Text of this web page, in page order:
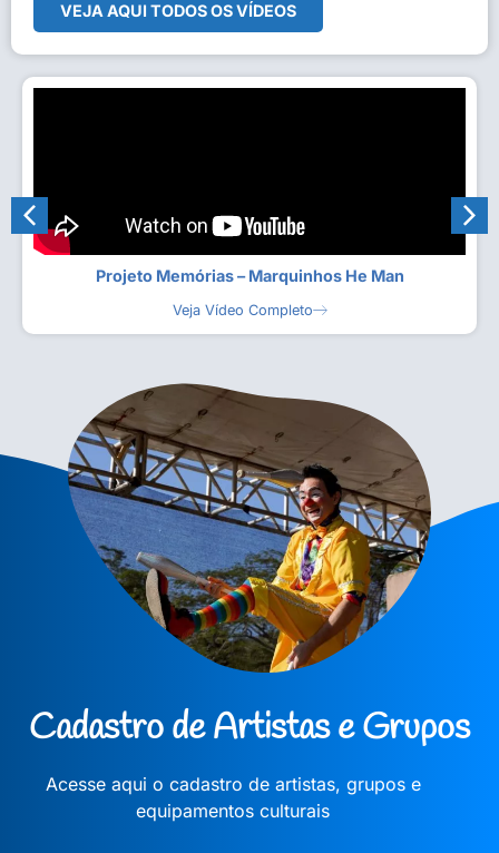
VEJA AQUI TODOS OS VÍDEOS
Projeto Memórias – Marquinhos He Man
Veja Vídeo Completo
Cadastro de Artistas e Grupos
Acesse aqui o cadastro de artistas, grupos e
equipamentos culturais